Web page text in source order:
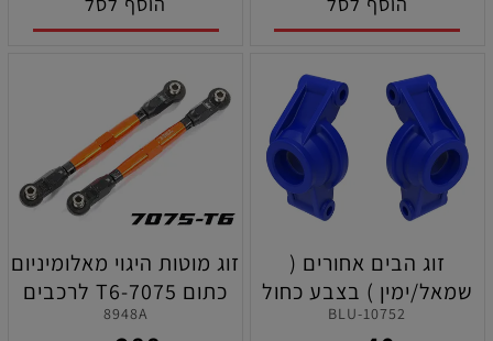
זוג הבים אחורים (
שמאל/ימין ) בצבע כחול
לרכב טרקסס מיני-XRT
10752-BLU
זוג מוטות היגוי מאלומיניום
כתום 7075-T6 לרכבים
תוצרת טרקסס
8948A